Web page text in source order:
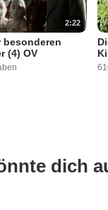
2:22
besonderen
(4) OV
dich